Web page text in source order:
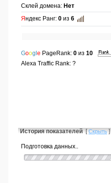
Склей домена: Нет
Яндекс Ранг: 0 из 6
Google PageRank: 0 из 10
Alexa Traffic Rank: ?
История показателей [Скрыть]
Подготовка данных..